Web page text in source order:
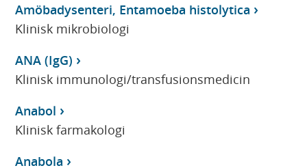
Amöbadysenteri, Entamoeba histolytica
Klinisk mikrobiologi
ANA (IgG)
Klinisk immunologi/transfusionsmedicin
Anabol
Klinisk farmakologi
Anabola